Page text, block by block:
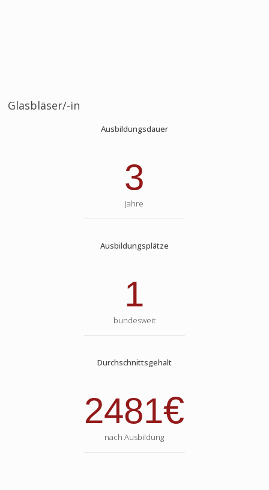
Glasbläser/-in
Ausbildungsdauer
3
Jahre
Ausbildungsplätze
1
bundesweit
Durchschnittsgehalt
2481€
nach Ausbildung